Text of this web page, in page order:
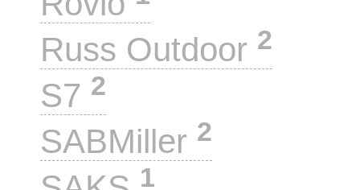
Russ Outdoor 2
S7 2
SABMiller 2
1